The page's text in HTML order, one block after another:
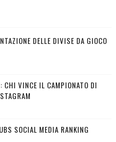
DELLE DIVISE DA GIOCO
CHI VINCE IL CAMPIONATO DI
SOCIAL MEDIA RANKING